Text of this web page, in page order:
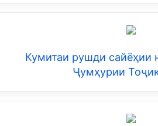
Кумитаи рушди сайёҳии
Ҷумҳурии